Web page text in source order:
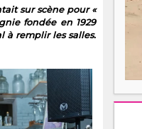
sur scène pour «
fondée en 1929
à remplir les salles.